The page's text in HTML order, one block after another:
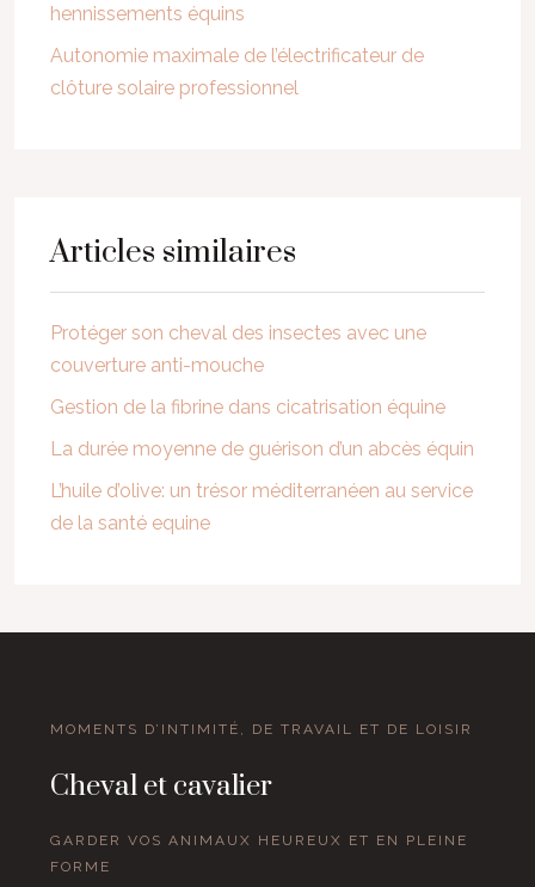
hennissements équins
Autonomie maximale de l’électrificateur de
clôture solaire professionnel
Articles similaires
Protéger son cheval des insectes avec une
couverture anti-mouche
Gestion de la fibrine dans cicatrisation équine
La durée moyenne de guérison d’un abcès équin
L’huile d’olive: un trésor méditerranéen au service
de la santé equine
MOMENTS D’INTIMITÉ, DE TRAVAIL ET DE LOISIR
Cheval et cavalier
GARDER VOS ANIMAUX HEUREUX ET EN PLEINE
FORME